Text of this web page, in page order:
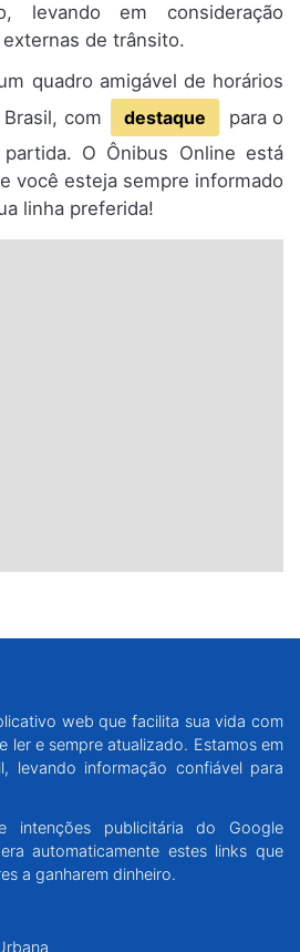
levando em consideração
de trânsito.
quadro amigável de horários
com
destaque
para o
O Ônibus Online está
você esteja sempre informado
linha preferida!
web que facilita sua vida com
ler e sempre atualizado. Estamos em
levando informação confiável para
intenções publicitária do Google
automaticamente estes links que
a ganharem dinheiro.